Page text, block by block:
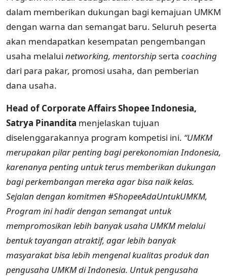
dalam memberikan dukungan bagi kemajuan UMKM
dengan warna dan semangat baru. Seluruh peserta
akan mendapatkan kesempatan pengembangan
usaha melalui networking, mentorship serta coaching
dari para pakar, promosi usaha, dan pemberian
dana usaha.
Head of Corporate Affairs Shopee Indonesia,
Satrya Pinandita menjelaskan tujuan
diselenggarakannya program kompetisi ini. “UMKM
merupakan pilar penting bagi perekonomian Indonesia,
karenanya penting untuk terus memberikan dukungan
bagi perkembangan mereka agar bisa naik kelas.
Sejalan dengan komitmen #ShopeeAdaUntukUMKM,
Program ini hadir dengan semangat untuk
mempromosikan lebih banyak usaha UMKM melalui
bentuk tayangan atraktif, agar lebih banyak
masyarakat bisa lebih mengenal kualitas produk dan
pengusaha UMKM di Indonesia. Untuk pengusaha